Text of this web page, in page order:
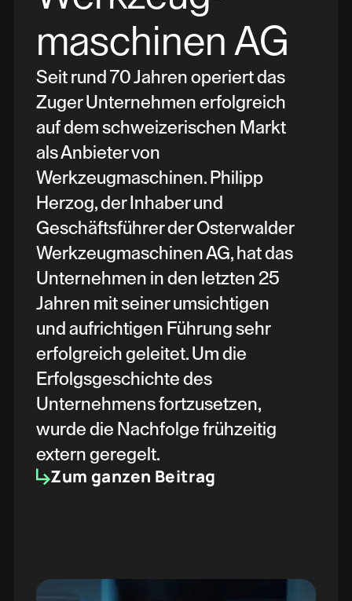
maschinen AG
Seit rund 70 Jahren operiert das
Zuger Unternehmen erfolgreich
auf dem schweizerischen Markt
als Anbieter von
Werkzeugmaschinen. Philipp
Herzog, der Inhaber und
Geschäftsführer der Osterwalder
Werkzeugmaschinen AG, hat das
Unternehmen in den letzten 25
Jahren mit seiner umsichtigen
und aufrichtigen Führung sehr
erfolgreich geleitet. Um die
Erfolgsgeschichte des
Unternehmens fortzusetzen,
wurde die Nachfolge frühzeitig
extern geregelt.
Zum ganzen Beitrag